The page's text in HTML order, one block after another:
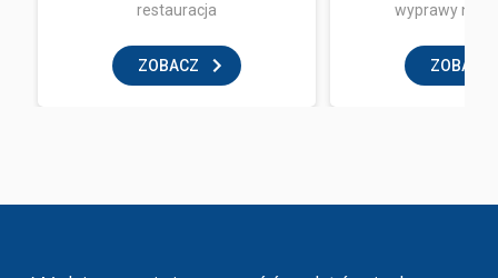
restauracja
ZOBACZ
wyprawy na
ZOBACZ